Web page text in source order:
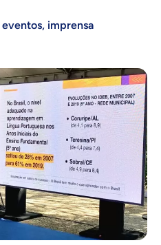
eventos, imprensa